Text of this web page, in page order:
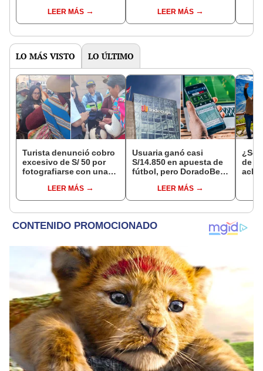
tren subterráneo
LEER MÁS
Línea 2LEER MÁS
LO MÁS VISTO LO ÚLTIMO
Turista denunció cobro
excesivo de S/ 50 por
fotografiarse con una
Serenazgo recuperó el
dinero
LEER MÁS
Usuaria ganó casi
S/14.850 en apuesta de
fútbol, pero DoradoBet
Indecopi multó a la
empresa con más de S/
LEER MÁS
¿Se
de